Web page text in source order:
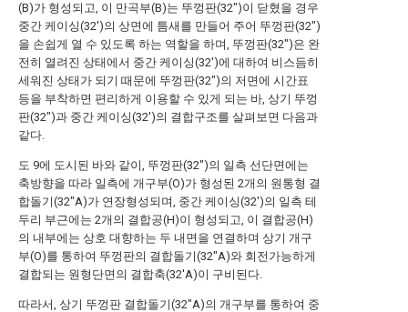
(B)가 형성되고, 이 만곡부(B)는 뚜껑판(32")이 닫혔을 경우
중간 케이싱(32')의 상면에 틈새를 만들어 주어 뚜껑판(32")
을 손쉽게 열 수 있도록 하는 역할을 하며, 뚜껑판(32")은 완
전히 열려진 상태에서 중간 케이싱(32')에 대하여 비스듬히
세워진 상태가 되기 때문에 뚜껑판(32")의 저면에 시간표
등을 부착하면 편리하게 이용할 수 있게 되는 바, 상기 뚜껑
판(32")과 중간 케이싱(32')의 결합구조를 살펴보면 다음과
같다.
도 9에 도시된 바와 같이, 뚜껑판(32")의 일측 선단면에는
축방향을 따라 일측에 개구부(O)가 형성된 2개의 원통형 결
합돌기(32"A)가 연장형성되며, 중간 케이싱(32')의 일측 테
두리 부근에는 2개의 결합공(H)이 형성되고, 이 결합공(H)
의 내부에는 상호 대향하는 두 내면을 연결하며 상기 개구
부(O)를 통하여 뚜껑판의 결합돌기(32"A)와 회전가능하게
결합되는 원형단면의 결합축(32'A)이 구비된다.
따라서, 상기 뚜껑판 결합돌기(32"A)의 개구부를 통하여 중